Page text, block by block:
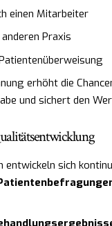
einen Mitarbeiter
Praxis
erhöht die
und sichert den
entwickeln sich